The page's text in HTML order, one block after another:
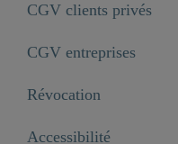
CGV clients privés
CGV entreprises
Révocation
Accessibilité